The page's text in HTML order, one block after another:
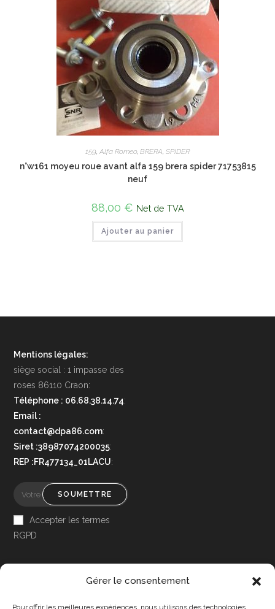
Gérer le consentement
Pour offrir les meilleures expériences, nous utilisons des technologies
159, Alfa Romeo, BRERA, SPIDER
n°w161 moyeu roue avant alfa 159 brera spider 71753815
neuf
88,00 € Net de TVA
Ajouter au panier
Mentions légales:
siège social : 1 impasse des
roses 86110 Craon:
Téléphone : 06.68.38.14.74:
Email :
contact@dpa86.com:
Siret :38987074200035:
REP :FR477134_01LACU:
SOUMETTRE
Accepter les termes
RGPD